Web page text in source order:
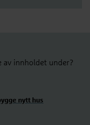
av innholdet under?
nytt hus